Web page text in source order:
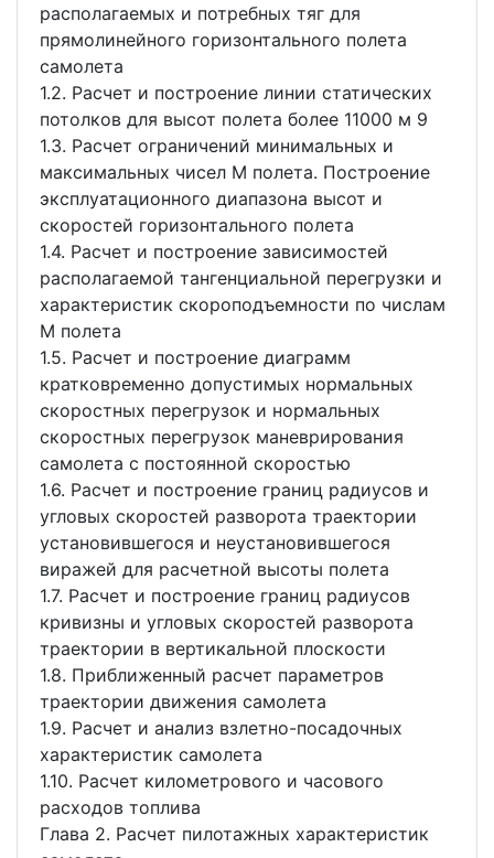
располагаемых и потребных тяг для
прямолинейного горизонтального полета
самолета
1.2. Расчет и построение линии статических
потолков для высот полета более 11000 м 9
1.3. Расчет ограничений минимальных и
максимальных чисел М полета. Построение
эксплуатационного диапазона высот и
скоростей горизонтального полета
1.4. Расчет и построение зависимостей
располагаемой тангенциальной перегрузки и
характеристик скороподъемности по числам
М полета
1.5. Расчет и построение диаграмм
кратковременно допустимых нормальных
скоростных перегрузок и нормальных
скоростных перегрузок маневрирования
самолета с постоянной скоростью
1.6. Расчет и построение границ радиусов и
угловых скоростей разворота траектории
установившегося и неустановившегося
виражей для расчетной высоты полета
1.7. Расчет и построение границ радиусов
кривизны и угловых скоростей разворота
траектории в вертикальной плоскости
1.8. Приближенный расчет параметров
траектории движения самолета
1.9. Расчет и анализ взлетно-посадочных
характеристик самолета
1.10. Расчет километрового и часового
расходов топлива
Глава 2. Расчет пилотажных характеристик